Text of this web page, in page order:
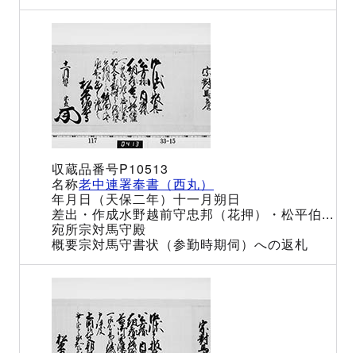
P10513
老中連署奉書（西丸）
（天保二年）十一月朔日
水野越前守忠邦（花押）・松平伯...
宗対馬守殿
宗対馬守書状（参勤時期伺）への返札